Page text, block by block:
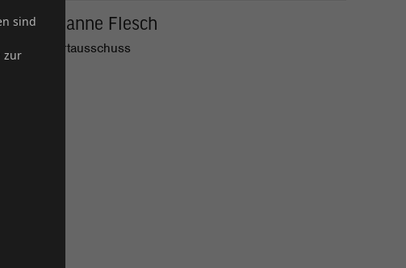
Susanne Flesch
Sportausschuss
sind
zur